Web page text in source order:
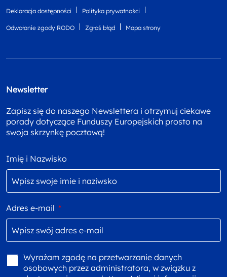
Deklaracja dostępności Polityka prywatności
Odwołanie zgody RODO Zgłoś błąd Mapa strony
Newsletter
Zapisz się do naszego Newslettera i otrzymuj ciekawe
porady dotyczące Funduszy Europejskich prosto na
swoja skrzynkę pocztową!
Imię i Nazwisko
Adres e-mail *
Wyrażam zgodę na przetwarzanie danych
osobowych przez administratora, w związku z